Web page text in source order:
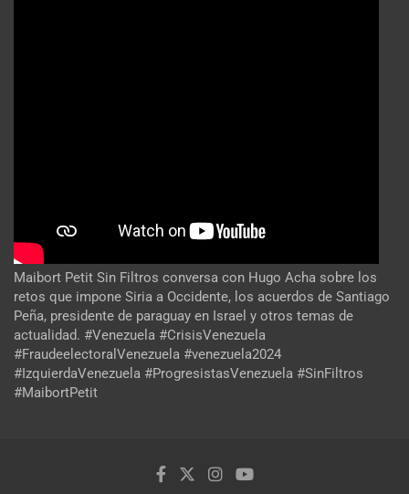
Maibort Petit Sin Filtros conversa con Hugo Acha sobre los
retos que impone Siria a Occidente, los acuerdos de Santiago
Peña, presidente de paraguay en Israel y otros temas de
actualidad. #Venezuela #CrisisVenezuela
#FraudeelectoralVenezuela #venezuela2024
#IzquierdaVenezuela #ProgresistasVenezuela #SinFiltros
#MaibortPetit